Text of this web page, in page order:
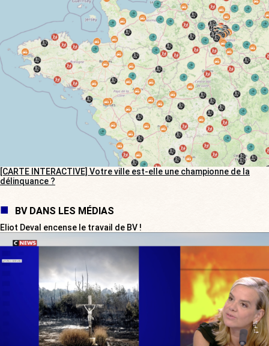
[CARTE INTERACTIVE] Votre ville est-elle une championne de la
délinquance ?
BV DANS LES MÉDIAS
Eliot Deval encense le travail de BV !